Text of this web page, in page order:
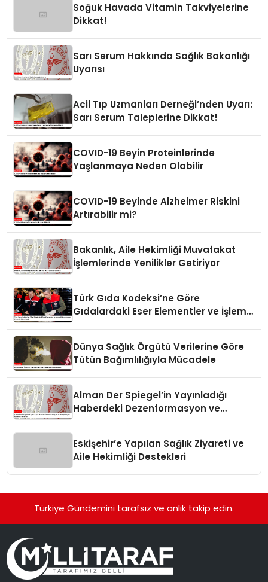
Soğuk Havada Vitamin Takviyelerine
Dikkat!
Sarı Serum Hakkında Sağlık Bakanlığı
Uyarısı
Acil Tıp Uzmanları Derneği’nden Uyarı:
Sarı Serum Taleplerine Dikkat!
COVID-19 Beyin Proteinlerinde
Yaşlanmaya Neden Olabilir
COVID-19 Beyinde Alzheimer Riskini
Artırabilir mi?
Bakanlık, Aile Hekimliği Muvafakat
İşlemlerinde Yenilikler Getiriyor
Türk Gıda Kodeksi’ne Göre
Gıdalardaki Eser Elementler ve İşleme
Dünya Sağlık Örgütü Verilerine Göre
Tütün Bağımlılığıyla Mücadele
Alman Der Spiegel’in Yayınladığı
Haberdeki Dezenformasyon ve
Eskişehir’e Yapılan Sağlık Ziyareti ve
Aile Hekimliği Destekleri
Türkiye Gündemini tarafsız ve anlık takip edin.